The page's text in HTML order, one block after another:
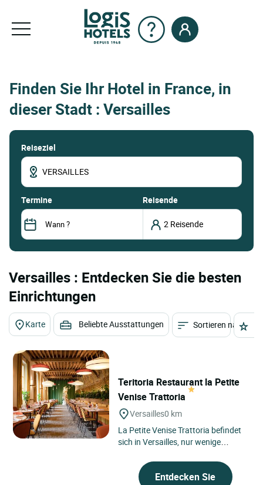
Finden Sie Ihr Hotel in France, in
dieser Stadt : Versailles
Reiseziel
termine Reisende
Versailles : Entdecken Sie die besten
Einrichtungen
Karte Beliebte Ausstattungen Sortieren nach
Teritoria Restaurant la Petite
Venise Trattoria
Versailles0 km
La Petite Venise Trattoria befindet
sich in Versailles, nur wenige
eingebettet in das Gelände...
Entdecken Sie